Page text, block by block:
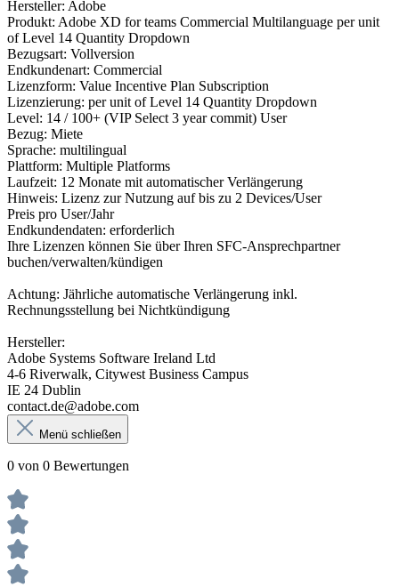
Hersteller: Adobe
Produkt: Adobe XD for teams Commercial Multilanguage per unit
of Level 14 Quantity Dropdown
Bezugsart: Vollversion
Endkundenart: Commercial
Lizenzform: Value Incentive Plan Subscription
Lizenzierung: per unit of Level 14 Quantity Dropdown
Level: 14 / 100+ (VIP Select 3 year commit) User
Bezug: Miete
Sprache: multilingual
Plattform: Multiple Platforms
Laufzeit: 12 Monate mit automatischer Verlängerung
Hinweis: Lizenz zur Nutzung auf bis zu 2 Devices/User
Preis pro User/Jahr
Endkundendaten: erforderlich
Ihre Lizenzen können Sie über Ihren SFC-Ansprechpartner
buchen/verwalten/kündigen
Achtung: Jährliche automatische Verlängerung inkl.
Rechnungsstellung bei Nichtkündigung
Hersteller:
Adobe Systems Software Ireland Ltd
4-6 Riverwalk, Citywest Business Campus
IE 24 Dublin
contact.de@adobe.com
Menü schließen
0 von 0 Bewertungen